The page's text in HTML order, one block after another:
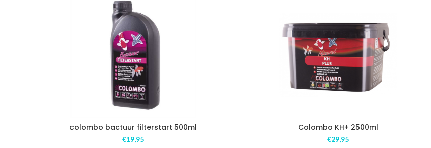
colombo bactuur filterstart 500ml
€19,95
Colombo KH+ 2500ml
€29,95